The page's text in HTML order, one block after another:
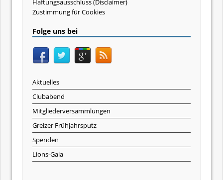
Haftungsausschluss (Disclaimer)
Zustimmung für Cookies
Folge uns bei
Aktuelles
Clubabend
Mitgliederversammlungen
Greizer Frühjahrsputz
Spenden
Lions-Gala